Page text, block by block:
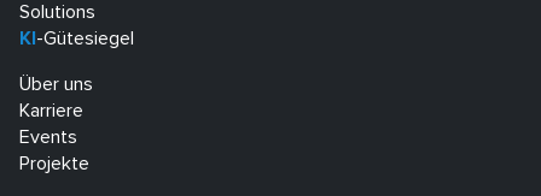
Solutions
KI -Gütesiegel
Über uns
Karriere
Events
Projekte